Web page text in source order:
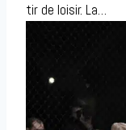
tir de loisir. La…